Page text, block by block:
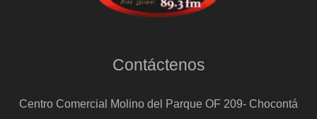
Contáctenos
Centro Comercial Molino del Parque OF 209- Chocontá